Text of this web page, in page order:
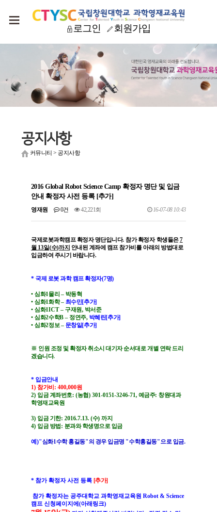
로그인 회원가입
공지사항
커뮤니티 > 공지사항
2016 Global Robot Science Camp 확정자 명단 및 입금
안내 확정자 사전 등록 [추가]
영재원 0건 42,221회 16-07-08 10:43
국제로봇과학캠프 확정자 명단입니다.참가 확정자 학생들은7
월 13일(수)까지 안내된 계좌에 캠프 참가비를 아래의 방법대로
입금하여 주시기 바랍니다.
* 국제 로봇 과학 캠프 확정자(7명)
• 심화1 물리 – 박동혁
• 심화1화학– 최수민[추가]
• 심화1ICT– 구재원, 박서준
• 심화2수학B– 정연주, 박혜린[추가]
• 심화2정보 – 문창일[추가]
※ 인원 조정 및 확정자 취소시 대기자 순서대로 개별 연락 드리
겠습니다.
* 입금안내
1) 참가비: 400,000원
2) 입금 계좌번호: (농협) 301-0151-3246-71, 예금주:창원대과
학영재교육원
3) 입금 기한: 2016.7.13. (수)까지
4) 입금 방법: 분과와 학생명으로 입금
예)"심화1 수학 홍길동"의 경우 입금명 "수학홍길동"으로 입금.
* 참가 확정자 사전 등록 [추가]
참가 확정자는 공주대학교 과학영재교육원 Robot & Science
캠프 신청페이지에(아래링크)